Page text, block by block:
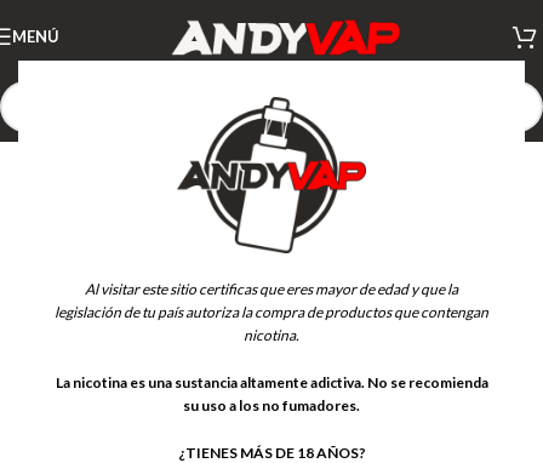
Al visitar este sitio certificas que eres mayor de edad y que la
legislación de tu país autoriza la compra de productos que contengan
nicotina.
La nicotina es una sustancia altamente adictiva. No se recomienda
su uso a los no fumadores.
¿TIENES MÁS DE 18 AÑOS?
MENÚ